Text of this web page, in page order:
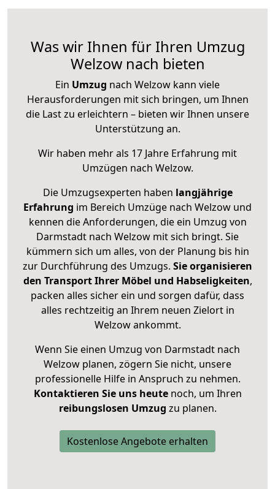
Was wir Ihnen für Ihren Umzug
Welzow nach bieten
Ein Umzug nach Welzow kann viele
Herausforderungen mit sich bringen, um Ihnen
die Last zu erleichtern – bieten wir Ihnen unsere
Unterstützung an.
Wir haben mehr als 17 Jahre Erfahrung mit
Umzügen nach Welzow.
Die Umzugsexperten haben langjährige
Erfahrung im Bereich Umzüge nach Welzow und
kennen die Anforderungen, die ein Umzug von
Darmstadt nach Welzow mit sich bringt. Sie
kümmern sich um alles, von der Planung bis hin
zur Durchführung des Umzugs. Sie organisieren
den Transport Ihrer Möbel und Habseligkeiten,
packen alles sicher ein und sorgen dafür, dass
alles rechtzeitig an Ihrem neuen Zielort in
Welzow ankommt.
Wenn Sie einen Umzug von Darmstadt nach
Welzow planen, zögern Sie nicht, unsere
professionelle Hilfe in Anspruch zu nehmen.
Kontaktieren Sie uns heutenoch, um Ihren
reibungslosen Umzug zu planen.
Kostenlose Angebote erhalten